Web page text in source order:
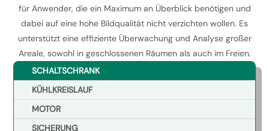
für Anwender, die ein Maximum an Überblick benötigen und
dabei auf eine hohe Bildqualität nicht verzichten wollen. Es
unterstützt eine effiziente Überwachung und Analyse großer
Areale, sowohl in geschlossenen Räumen als auch im Freien.
SCHALTSCHRANK
KÜHLKREISLAUF
MOTOR
SICHERUNG